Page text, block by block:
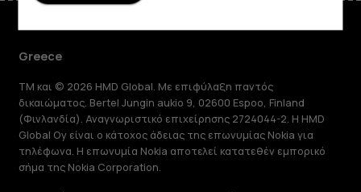
Greece
TM και © 2026 HMD Global. Με επιφύλαξη παντός
δικαιώματος. Bertel Jungin aukio 9, 02600 Espoo, Finland
(Φινλανδία). Αναγνωριστικό επιχείρησης 2724044-2. Η HMD
Global Oy είναι ο κάτοχος άδειας της επωνυμίας Nokia για
τηλέφωνα. Η επωνυμία Nokia αποτελεί κατατεθέν εμπορικό
σήμα της Nokia Corporation.